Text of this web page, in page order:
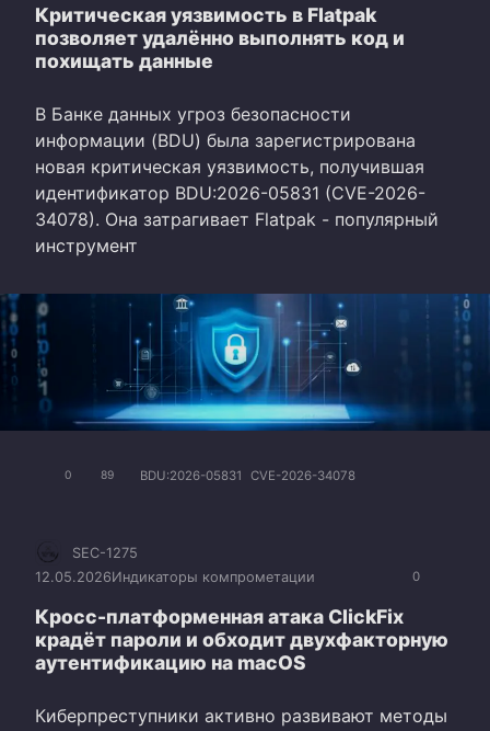
Критическая уязвимость в Flatpak
позволяет удалённо выполнять код и
похищать данные
В Банке данных угроз безопасности
информации (BDU) была зарегистрирована
новая критическая уязвимость, получившая
идентификатор BDU:2026-05831 (CVE-2026-
34078). Она затрагивает Flatpak - популярный
инструмент
0 89 BDU:2026-05831 CVE-2026-34078
0
SEC-1275
12.05.2026Индикаторы компрометации
Кросс-платформенная атака ClickFix
крадёт пароли и обходит двухфакторную
аутентификацию на macOS
Киберпреступники активно развивают методы